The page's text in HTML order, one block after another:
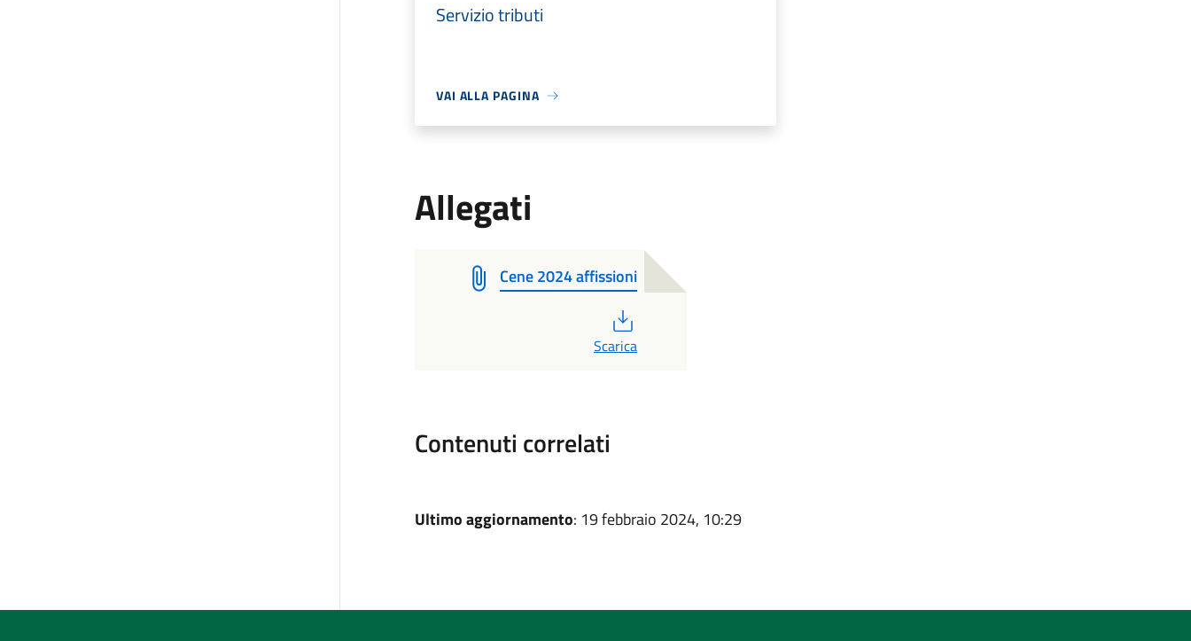
Servizio tributi
VAI ALLA PAGINA
Allegati
Cene 2024 affissioni
Scarica
Contenuti correlati
Ultimo aggiornamento: 19 febbraio 2024, 10:29